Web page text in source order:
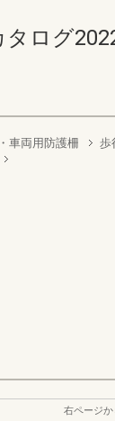
ログ
車両用防護柵 歩
右ページ